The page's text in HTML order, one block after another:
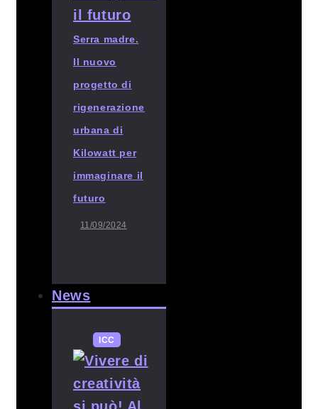
Serra madre.
Il nuovo
progetto di
rigenerazione
urbana di
Kilowatt per
immaginare il
futuro
11/09/2024
News
ICC